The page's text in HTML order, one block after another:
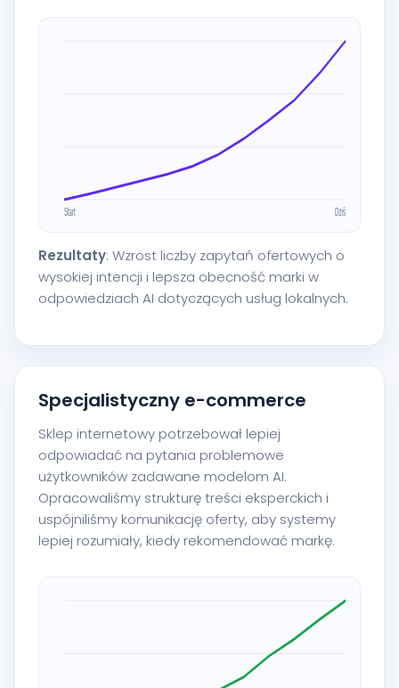
Rezultaty: Wzrost liczby zapytań ofertowych o
wysokiej intencji i lepsza obecność marki w
odpowiedziach AI dotyczących usług lokalnych.
Specjalistyczny e-commerce
Sklep internetowy potrzebował lepiej
odpowiadać na pytania problemowe
użytkowników zadawane modelom AI.
Opracowaliśmy strukturę treści eksperckich i
uspójniliśmy komunikację oferty, aby systemy
lepiej rozumiały, kiedy rekomendować markę.